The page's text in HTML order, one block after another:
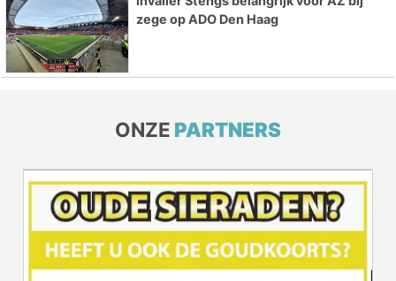
zege op ADO Den Haag
ONZE PARTNERS